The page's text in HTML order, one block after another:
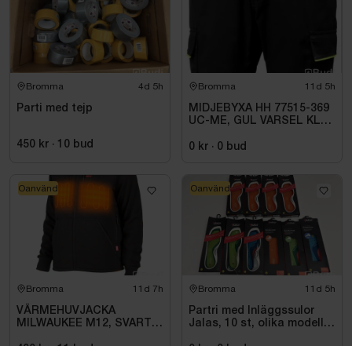
Bromma 4d 5h
Parti med tejp
450 kr · 10 bud
Bromma 11d 5h
MIDJEBYXA HH 77515-369
UC-ME, GUL VARSEL KL1.
0 kr · 0 bud
Bromma 11d 7h
VÄRMEHUVJACKA
MILWAUKEE M12, SVART
Oanvänd
Bromma 11d 5h
Partri med Inläggssulor
Jalas, 10 st, olika modeller
Oanvänd